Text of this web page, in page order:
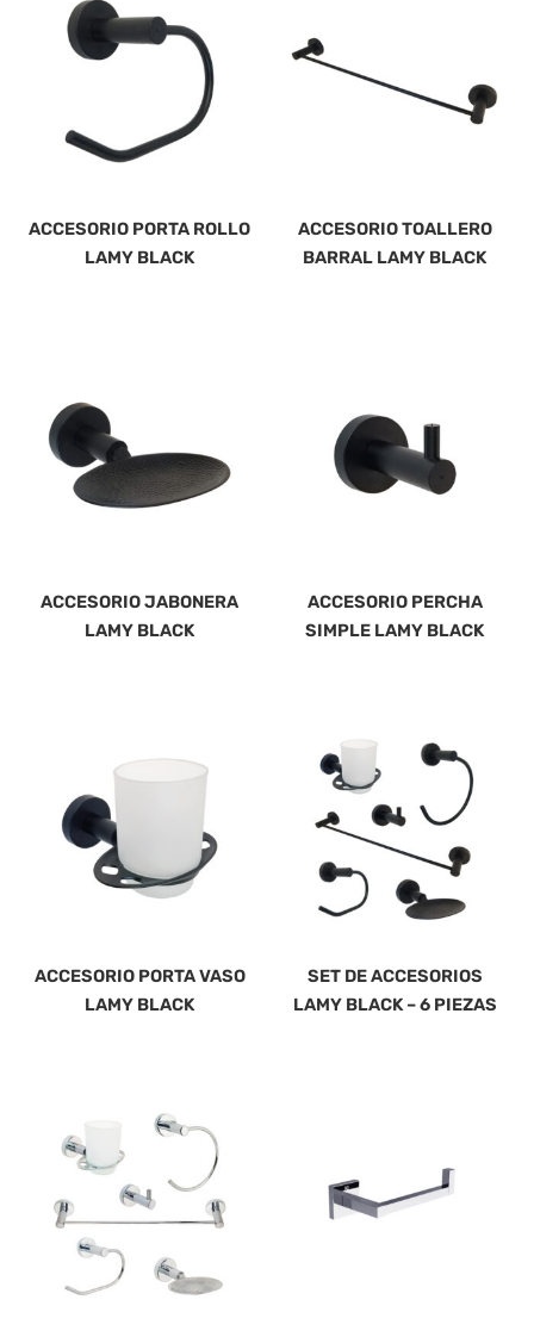
ACCESORIO PORTA ROLLO
LAMY BLACK
ACCESORIO TOALLERO
BARRAL LAMY BLACK
ACCESORIO JABONERA
LAMY BLACK
ACCESORIO PERCHA
SIMPLE LAMY BLACK
ACCESORIO PORTA VASO
LAMY BLACK
SET DE ACCESORIOS
LAMY BLACK – 6 PIEZAS